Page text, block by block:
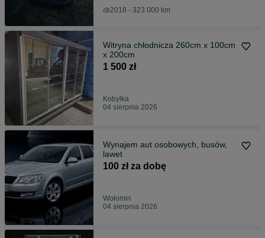
2018 - 323 000 km
Witryna chłodnicza 260cm x 100cm
x 200cm
1 500 zł
Kobyłka
04 sierpnia 2026
Wynajem aut osobowych, busów,
lawet
100 zł za dobę
Wołomin
04 sierpnia 2026